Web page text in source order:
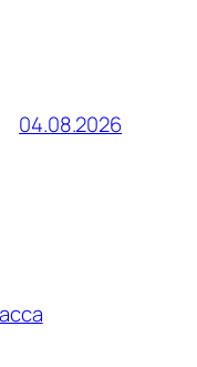
04.08.2026